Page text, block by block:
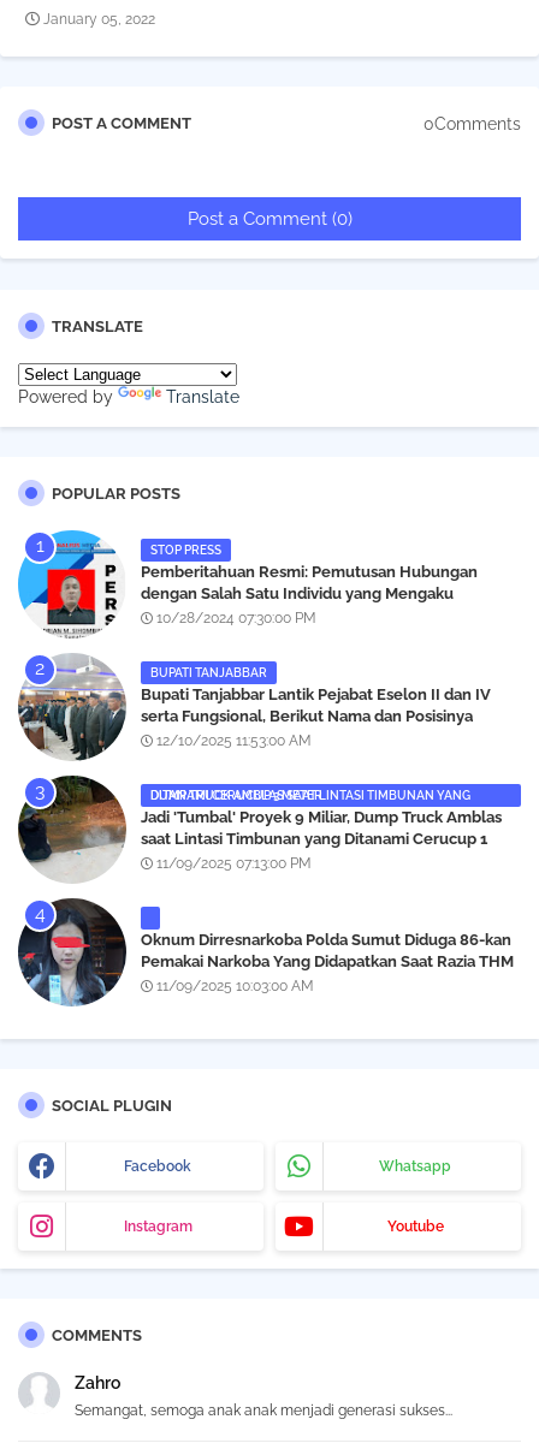
January 05, 2022
POST A COMMENT 0Comments
Post a Comment (0)
TRANSLATE
Powered by Translate
POPULAR POSTS
STOP PRESS
Pemberitahuan Resmi: Pemutusan Hubungan
dengan Salah Satu Individu yang Mengaku
Wartawan Analisismedia.com
10/28/2024 07:30:00 PM
BUPATI TANJABBAR
‎Bupati Tanjabbar Lantik Pejabat Eselon II dan IV
serta Fungsional, Berikut Nama dan Posisinya
12/10/2025 11:53:00 AM
DUMP TRUCK AMBLAS SAAT LINTASI TIMBUNAN YANG DITANAMI CERUCUP 3 METER
‎Jadi 'Tumbal' Proyek 9 Miliar, Dump Truck Amblas
saat Lintasi Timbunan yang Ditanami Cerucup 1
Meter
11/09/2025 07:13:00 PM
Oknum Dirresnarkoba Polda Sumut Diduga 86-kan
Pemakai Narkoba Yang Didapatkan Saat Razia THM
Black Owl, Propam Diminta Bertindak
11/09/2025 10:03:00 AM
SOCIAL PLUGIN
Facebook Whatsapp
Instagram Youtube
COMMENTS
Zahro
Semangat, semoga anak anak menjadi generasi sukses...